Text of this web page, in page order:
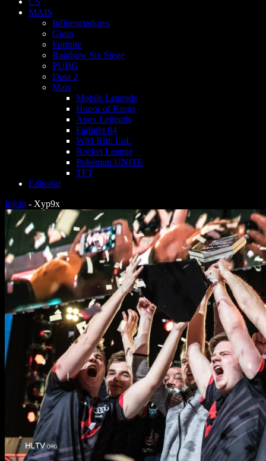
MAIS
Influenciadores
Guias
Fortnite
Rainbow Six Siege
PUBG
Dota 2
Mais
Mobile Legends
Honor of Kings
Apex Legends
Farlight 84
Wild Rift: LoL
Rocket League
Pokémon UNITE
TFT
Editorial
Início - Xyp9x